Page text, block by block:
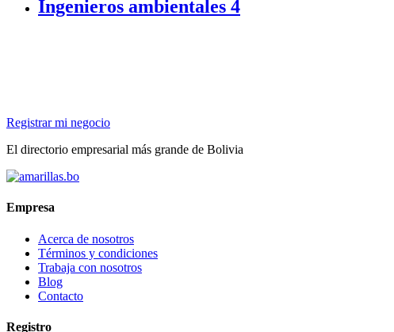
Ingenieros ambientales 4
Registrar mi negocio
El directorio empresarial más grande de Bolivia
Empresa
Acerca de nosotros
Términos y condiciones
Trabaja con nosotros
Blog
Contacto
Registro